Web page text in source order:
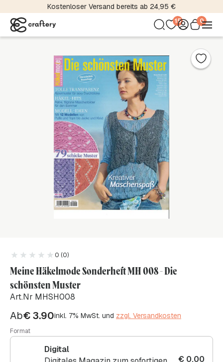
Kostenloser Versand bereits ab 24,95 €
15 0
0 (0)
Meine Häkelmode Sonderheft MH 008 - Die
schönsten Muster
Art.Nr MHSH008
Ab€3.90inkl. 7% MwSt. und zzgl. Versandkosten
Format
Digital
€ 0.00